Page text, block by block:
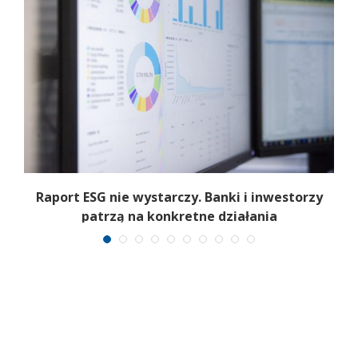
Raport ESG nie wystarczy. Banki i inwestorzy
patrzą na konkretne działania